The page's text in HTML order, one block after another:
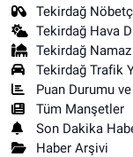
Tekirdağ
Tekirdağ Hava
Tekirdağ
Tekirdağ Trafik
Puan Durumu
Tüm Manşetler
Son Dakika
Haber Arşivi